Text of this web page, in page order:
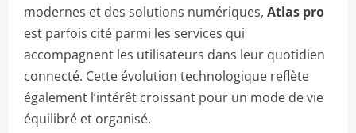
modernes et des solutions numériques, Atlas pro
est parfois cité parmi les services qui
accompagnent les utilisateurs dans leur quotidien
connecté. Cette évolution technologique reflète
également l’intérêt croissant pour un mode de vie
équilibré et organisé.